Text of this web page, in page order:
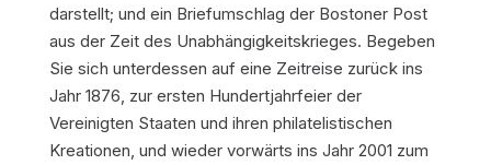
darstellt; und ein Briefumschlag der Bostoner Post
aus der Zeit des Unabhängigkeitskrieges. Begeben
Sie sich unterdessen auf eine Zeitreise zurück ins
Jahr 1876, zur ersten Hundertjahrfeier der
Vereinigten Staaten und ihren philatelistischen
Kreationen, und wieder vorwärts ins Jahr 2001 zum